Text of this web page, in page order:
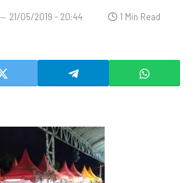
21/05/2019 - 20:44
1 Min Read